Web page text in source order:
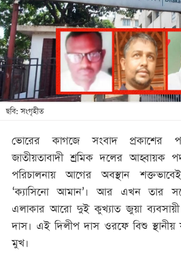
খেলা
বিনোদন
লাইফ
স্টাইল
শিক্ষা
তথ্যপ্রযুক্তি
বিভাগ
ছবি
ভিডিও
আর্কাইভ
ছবি: সংগৃহীত
ভোরের কাগজে সংবাদ প্রকাশের
জাতীয়তাবাদী শ্রমিক দলের আহ্বায়ক
পরিচালনায় আগের অবস্থান
‘ক্যাসিনো আমান’। আর এখন তার
এলাকার আরো দুই কুখ্যাত জুয়া
দাস। এই দিলীপ দাস ওরফে বিশু স্থানীয়
মুখ।